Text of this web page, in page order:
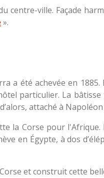
centre-ville. Façade
».
a été achevée en
particulier. La
attaché à Napoléon
la Corse pour
en Égypte, à dos
et construit cette